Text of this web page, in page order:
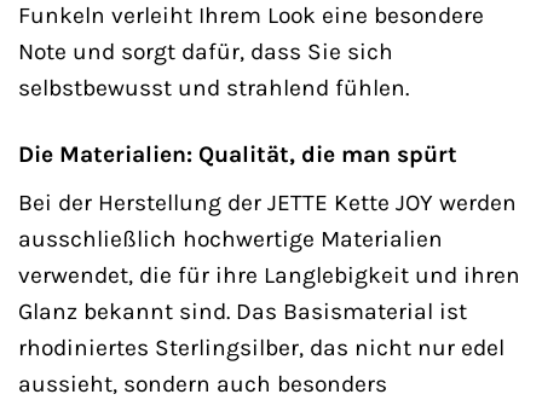
Funkeln verleiht Ihrem Look eine besondere
Note und sorgt dafür, dass Sie sich
selbstbewusst und strahlend fühlen.
Die Materialien: Qualität, die man spürt
Bei der Herstellung der JETTE Kette JOY werden
ausschließlich hochwertige Materialien
verwendet, die für ihre Langlebigkeit und ihren
Glanz bekannt sind. Das Basismaterial ist
rhodiniertes Sterlingsilber, das nicht nur edel
aussieht, sondern auch besonders